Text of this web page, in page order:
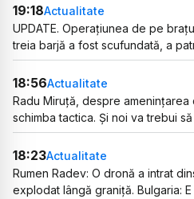
19:18Actualitate
UPDATE. Operațiunea de pe
treia barjă a fost scufundată, a
18:56Actualitate
Radu Miruță, despre amenințarea
schimba tactica. Și noi va trebui
18:23Actualitate
Rumen Radev: O dronă a intrat
explodat lângă graniță. Bulgaria: